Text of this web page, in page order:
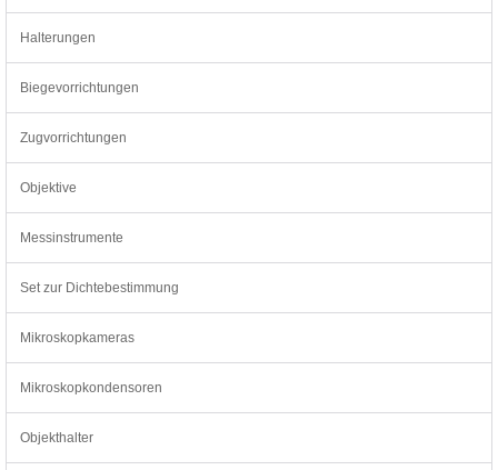
Halterungen
Biegevorrichtungen
Zugvorrichtungen
Objektive
Messinstrumente
Set zur Dichtebestimmung
Mikroskopkameras
Mikroskopkondensoren
Objekthalter